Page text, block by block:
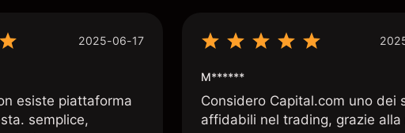
2025-06-17
esiste piattaforma
semplice,
M******
Considero Capital.com uno dei
affidabili nel trading, grazie alla